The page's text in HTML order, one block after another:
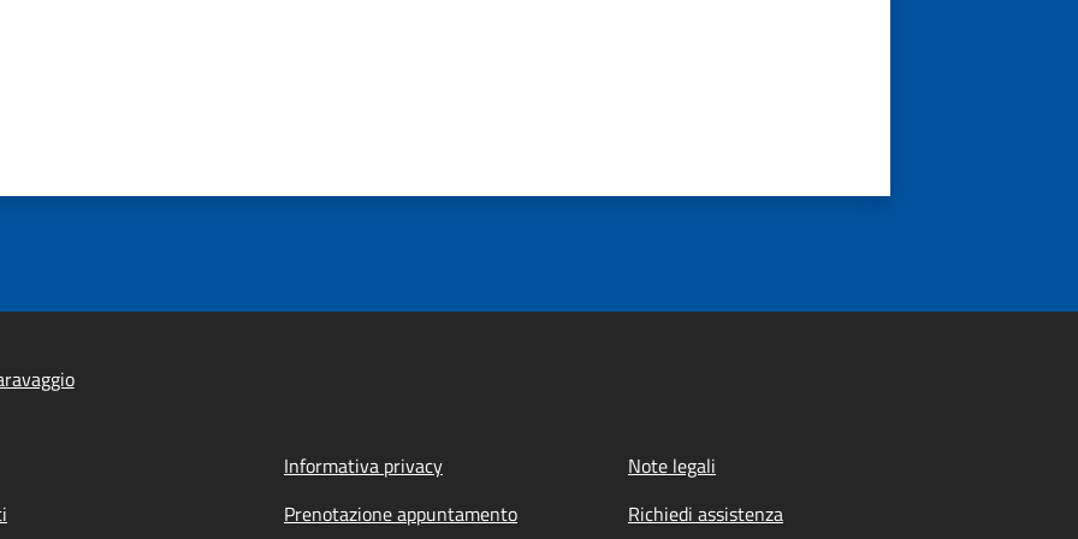
Informativa privacy
Note legali
Prenotazione appuntamento Richiedi assistenza